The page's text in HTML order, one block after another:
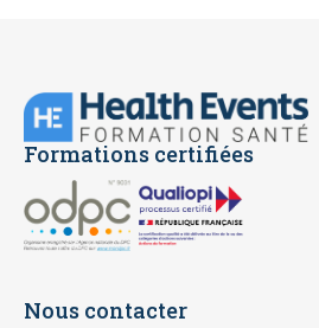
Formations certifiées
Nous contacter